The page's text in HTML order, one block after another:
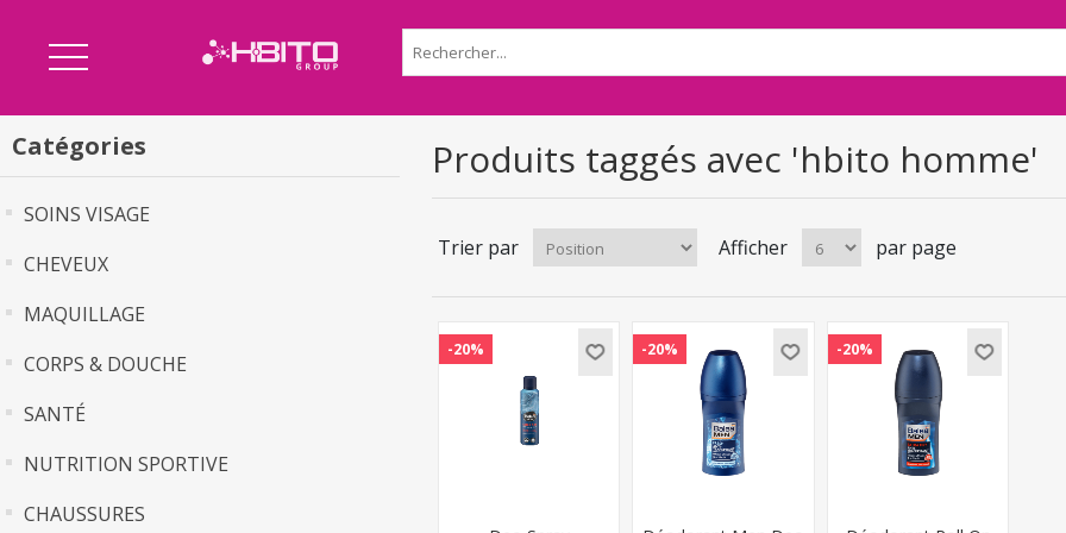
Catégories
SOINS VISAGE
CHEVEUX
MAQUILLAGE
CORPS & DOUCHE
SANTÉ
NUTRITION SPORTIVE
CHAUSSURES
Produits taggés avec 'hbito homme'
Trier par Afficher par page
-20% -20% -20%